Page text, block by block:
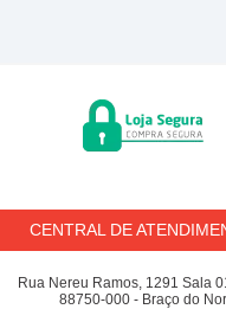
CENTRAL DE
Rua Nereu Ramos, 1291 Sala
88750-000 - Braço do